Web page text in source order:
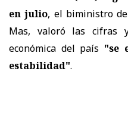
en julio, el biministro
Mas, valoró las cifras
económica del país "se
estabilidad".